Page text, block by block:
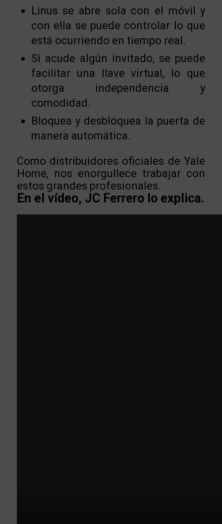
Linus se abre sola con el móvil y
con ella se puede controlar lo que
está ocurriendo en tiempo real.
Si acude algún invitado, se puede
facilitar una llave virtual, lo que
otorga independencia y
comodidad.
Bloquea y desbloquea la puerta de
manera automática.
Como distribuidores oficiales de Yale
Home, nos enorgullece trabajar con
estos grandes profesionales.
En el vídeo, JC Ferrero lo explica.